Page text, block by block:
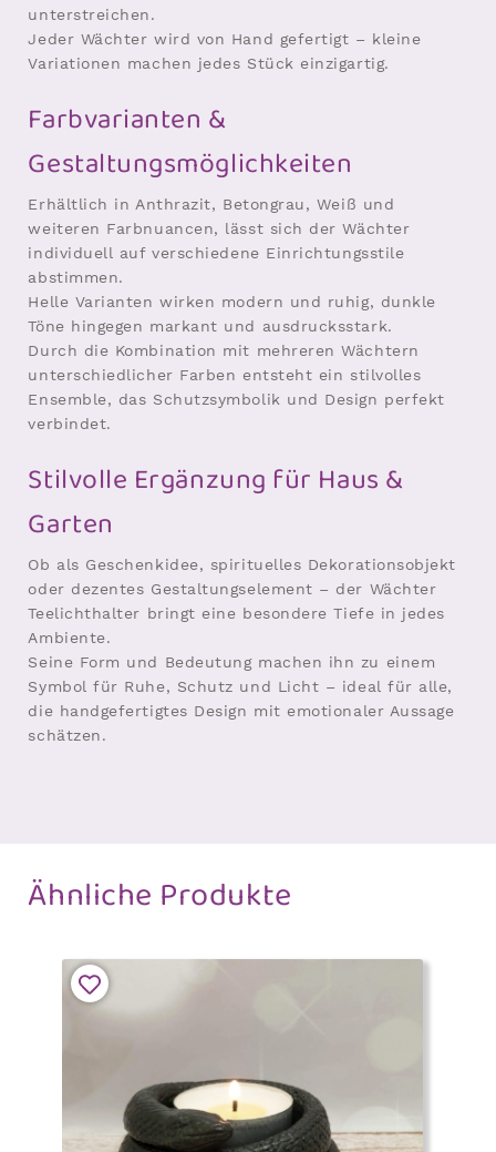
unterstreichen.
Jeder Wächter wird von Hand gefertigt – kleine
Variationen machen jedes Stück einzigartig.
Farbvarianten &
Gestaltungsmöglichkeiten
Erhältlich in Anthrazit, Betongrau, Weiß und
weiteren Farbnuancen, lässt sich der Wächter
individuell auf verschiedene Einrichtungsstile
abstimmen.
Helle Varianten wirken modern und ruhig, dunkle
Töne hingegen markant und ausdrucksstark.
Durch die Kombination mit mehreren Wächtern
unterschiedlicher Farben entsteht ein stilvolles
Ensemble, das Schutzsymbolik und Design perfekt
verbindet.
Stilvolle Ergänzung für Haus &
Garten
Ob als Geschenkidee, spirituelles Dekorationsobjekt
oder dezentes Gestaltungselement – der Wächter
Teelichthalter bringt eine besondere Tiefe in jedes
Ambiente.
Seine Form und Bedeutung machen ihn zu einem
Symbol für Ruhe, Schutz und Licht – ideal für alle,
die handgefertigtes Design mit emotionaler Aussage
schätzen.
Ähnliche Produkte